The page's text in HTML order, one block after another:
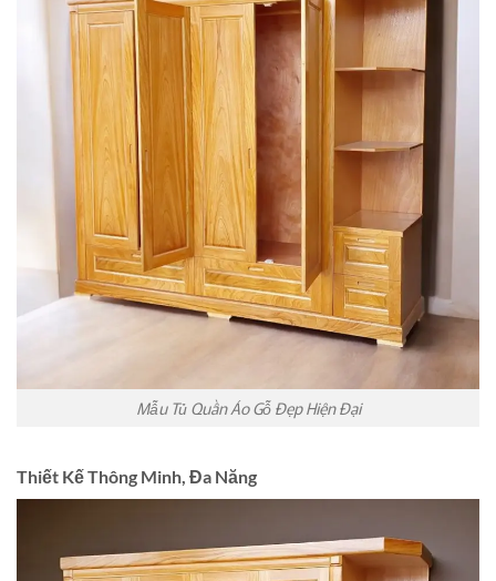
Mẫu Tủ Quần Áo Gỗ Đẹp Hiện Đại
Thiết Kế Thông Minh, Đa Năng